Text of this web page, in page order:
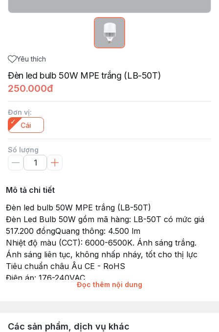
Yêu thích
Đèn led bulb 50W MPE trắng (LB-50T)
250.000đ
Đơn vị:
Cái
Số lượng
Mô tả chi tiết
Đèn led bulb 50W MPE trắng (LB-50T)
Đèn Led Bulb 50W gồm mã hàng: LB-50T có mức giá
517.200 đồngQuang thông: 4.500 lm
Nhiệt độ màu (CCT): 6000-6500K. Ánh sáng trắng.
Ánh sáng liên tục, không nhấp nháy, tốt cho thị lực
Tiêu chuẩn châu Âu CE - RoHS
Điện áp: 176-240VAC
Tuổi thọ bóng: 30.000 giờ
RA >80 Chỉ số hoàn màu cao
Đọc thêm nội dung
Các sản phẩm, dịch vụ khác